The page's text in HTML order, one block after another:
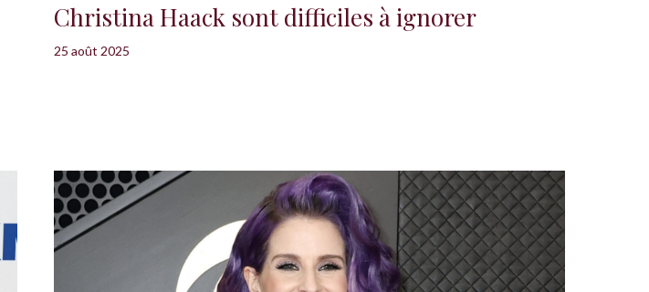
Christina Haack sont difficiles à ignorer
25 août 2025